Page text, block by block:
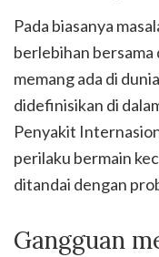
Pada biasanya
berlebihan bersama
memang ada di
didefinisikan di
Penyakit
perilaku bermain
ditandai dengan
Gangguan